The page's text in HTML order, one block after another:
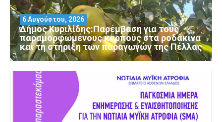
Δήμος Κυριλίδης:Παρέμβαση για τους
παραμορφωμένους καρπούς στα ροδάκινα
και τη στήριξη των παραγωγών της Πέλλας
6 Αυγούστου, 2026